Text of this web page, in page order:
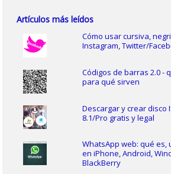
Artículos más leídos
Cómo usar cursiva,
Instagram, Twitter/
Códigos de barras 2.0 -
para qué sirven
Descargar y crear disco
8.1/Pro gratis y legal
WhatsApp web: qué es,
en iPhone, Android,
BlackBerry